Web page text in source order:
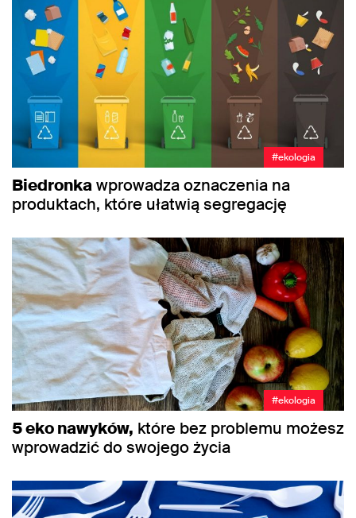
#ekologia
Biedronkawprowadza oznaczenia na
produktach, które ułatwią segregację
#ekologia
5 eko nawyków, które bez problemu możesz
wprowadzić do swojego życia